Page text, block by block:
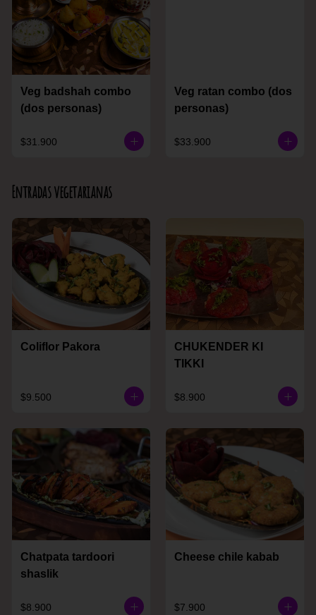
Veg badshah combo
(dos personas)
$31.900
Veg ratan combo (dos
personas)
$33.900
Entradas vegetarianas
Coliflor Pakora
$9.500
CHUKENDER KI
TIKKI
$8.900
Chatpata tardoori
shaslik
$8.900
Cheese chile kabab
$7.900